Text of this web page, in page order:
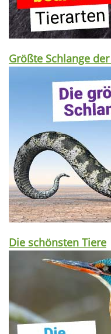
Größte Schlange
Die schönsten Tiere